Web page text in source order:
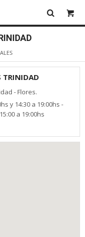
TRINIDAD
- Flores.
y 14:30 a 19:00hs -
a 19:00hs